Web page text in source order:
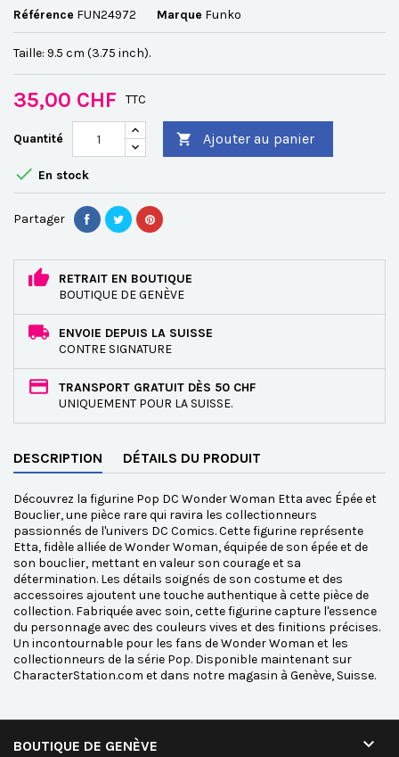
Référence FUN24972 Marque Funko
Taille: 9.5 cm (3.75 inch).
35,00 CHF TTC
Quantité  Ajouter au panier
 En stock
Partager
RETRAIT EN BOUTIQUE
BOUTIQUE DE GENÈVE
ENVOIE DEPUIS LA SUISSE
CONTRE SIGNATURE
TRANSPORT GRATUIT DÈS 50 CHF
UNIQUEMENT POUR LA SUISSE.
DESCRIPTION DÉTAILS DU PRODUIT
Découvrez la figurine Pop DC Wonder Woman Etta avec Épée et
Bouclier, une pièce rare qui ravira les collectionneurs
passionnés de l'univers DC Comics. Cette figurine représente
Etta, fidèle alliée de Wonder Woman, équipée de son épée et de
son bouclier, mettant en valeur son courage et sa
détermination. Les détails soignés de son costume et des
accessoires ajoutent une touche authentique à cette pièce de
collection. Fabriquée avec soin, cette figurine capture l'essence
du personnage avec des couleurs vives et des finitions précises.
Un incontournable pour les fans de Wonder Woman et les
collectionneurs de la série Pop. Disponible maintenant sur
CharacterStation.com et dans notre magasin à Genève, Suisse.
BOUTIQUE DE GENÈVE 